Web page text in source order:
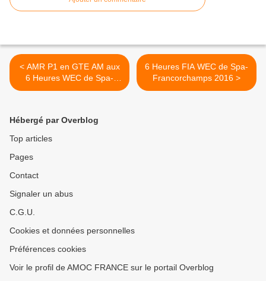
< AMR P1 en GTE AM aux
6 Heures WEC de Spa-
Francorchamps !
6 Heures FIA WEC de Spa-
Francorchamps 2016 >
Hébergé par Overblog
Top articles
Pages
Contact
Signaler un abus
C.G.U.
Cookies et données personnelles
Préférences cookies
Voir le profil de AMOC FRANCE sur le portail Overblog